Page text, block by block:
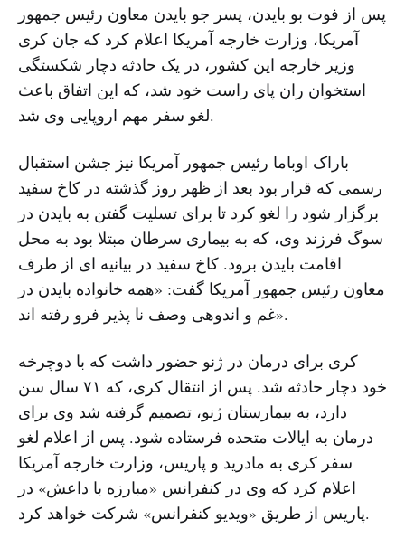
پس از فوت بو بایدن، پسر جو بایدن معاون رئیس جمهور
آمریکا، وزارت خارجه آمریکا اعلام کرد که جان کری
وزیر خارجه این کشور، در یک حادثه دچار شکستگی
استخوان ران پای راست خود شد، که این اتفاق باعث
لغو سفر مهم اروپایی وی شد.
باراک اوباما رئیس جمهور آمریکا نیز جشن استقبال
رسمی که قرار بود بعد از ظهر روز گذشته در کاخ سفید
برگزار شود را لغو کرد تا برای تسلیت گفتن به بایدن در
سوگ فرزند وی، که به بیماری سرطان مبتلا بود به محل
اقامت بایدن برود. کاخ سفید در بیانیه ای از طرف
معاون رئیس جمهور آمریکا گفت: «همه خانواده بایدن در
غم و اندوهی وصف نا پذیر فرو رفته اند».
کری برای درمان در ژنو حضور داشت که با دوچرخه
خود دچار حادثه شد. پس از انتقال کری، که ۷۱ سال سن
دارد، به بیمارستان ژنو، تصمیم گرفته شد وی برای
درمان به ایالات متحده فرستاده شود. پس از اعلام لغو
سفر کری به مادرید و پاریس، وزارت خارجه آمریکا
اعلام کرد که وی در کنفرانس «مبارزه با داعش» در
پاریس از طریق «ویدیو کنفرانس» شرکت خواهد کرد.